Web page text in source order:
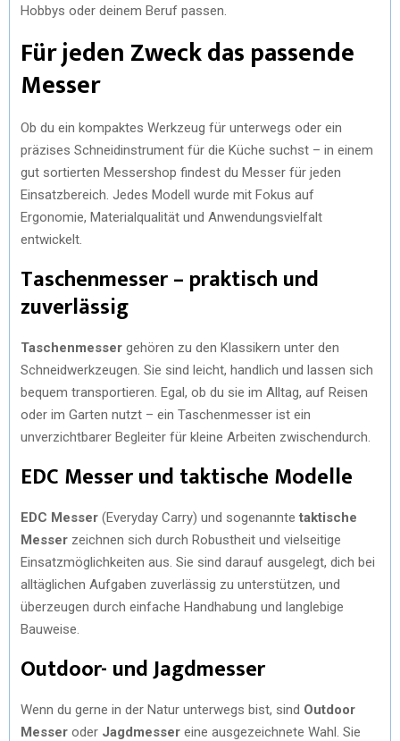
Hobbys oder deinem Beruf passen.
Für jeden Zweck das passende
Messer
Ob du ein kompaktes Werkzeug für unterwegs oder ein
präzises Schneidinstrument für die Küche suchst – in einem
gut sortierten Messershop findest du Messer für jeden
Einsatzbereich. Jedes Modell wurde mit Fokus auf
Ergonomie, Materialqualität und Anwendungsvielfalt
entwickelt.
Taschenmesser – praktisch und
zuverlässig
Taschenmesser gehören zu den Klassikern unter den
Schneidwerkzeugen. Sie sind leicht, handlich und lassen sich
bequem transportieren. Egal, ob du sie im Alltag, auf Reisen
oder im Garten nutzt – ein Taschenmesser ist ein
unverzichtbarer Begleiter für kleine Arbeiten zwischendurch.
EDC Messer und taktische Modelle
EDC Messer (Everyday Carry) und sogenannte taktische
Messer zeichnen sich durch Robustheit und vielseitige
Einsatzmöglichkeiten aus. Sie sind darauf ausgelegt, dich bei
alltäglichen Aufgaben zuverlässig zu unterstützen, und
überzeugen durch einfache Handhabung und langlebige
Bauweise.
Outdoor- und Jagdmesser
Wenn du gerne in der Natur unterwegs bist, sind Outdoor
Messer oder Jagdmesser eine ausgezeichnete Wahl. Sie